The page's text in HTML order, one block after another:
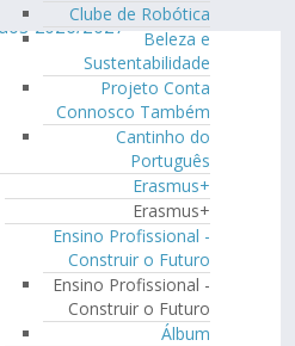
Clube de Robótica
Beleza e
Sustentabilidade
Projeto Conta
Connosco Também
Cantinho do
Português
Erasmus+
Erasmus+
Ensino Profissional -
Construir o Futuro
Ensino Profissional -
Construir o Futuro
Álbum